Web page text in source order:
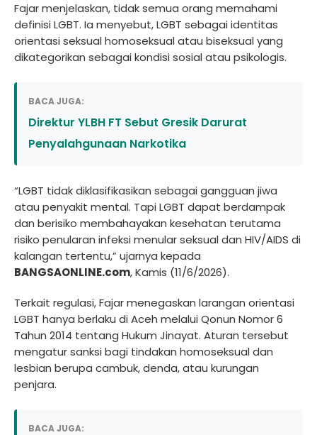
Fajar menjelaskan, tidak semua orang memahami
definisi LGBT. Ia menyebut, LGBT sebagai identitas
orientasi seksual homoseksual atau biseksual yang
dikategorikan sebagai kondisi sosial atau psikologis.
BACA JUGA:
Direktur YLBH FT Sebut Gresik Darurat
Penyalahgunaan Narkotika
“LGBT tidak diklasifikasikan sebagai gangguan jiwa
atau penyakit mental. Tapi LGBT dapat berdampak
dan berisiko membahayakan kesehatan terutama
risiko penularan infeksi menular seksual dan HIV/AIDS di
kalangan tertentu,” ujarnya kepada
BANGSAONLINE.com, Kamis (11/6/2026).
Terkait regulasi, Fajar menegaskan larangan orientasi
LGBT hanya berlaku di Aceh melalui Qonun Nomor 6
Tahun 2014 tentang Hukum Jinayat. Aturan tersebut
mengatur sanksi bagi tindakan homoseksual dan
lesbian berupa cambuk, denda, atau kurungan
penjara.
BACA JUGA: